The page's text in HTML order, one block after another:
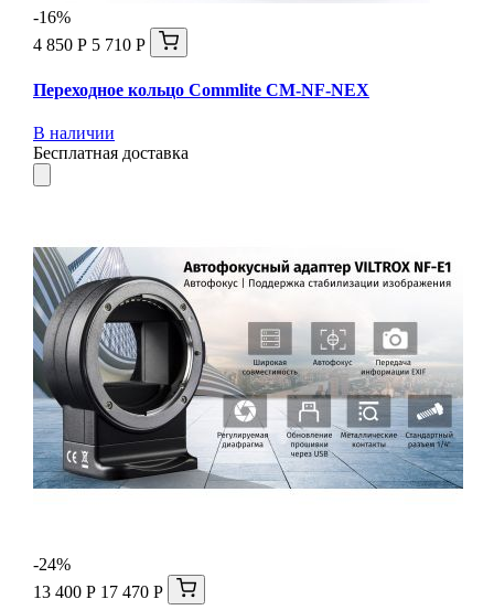
-16%
4 850 Р 5 710 Р
Переходное кольцо Commlite CM-NF-NEX
В наличии
Бесплатная доставка
-24%
13 400 Р 17 470 Р